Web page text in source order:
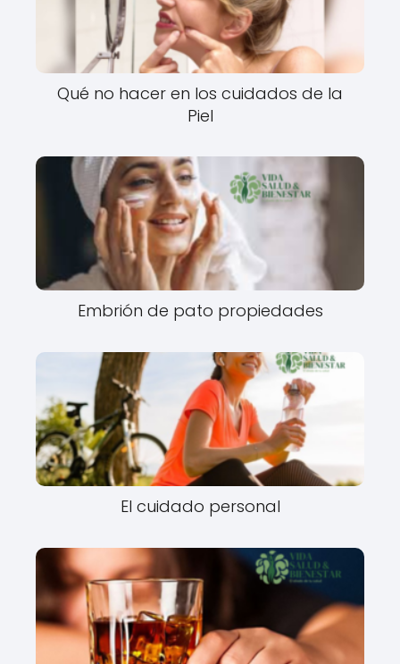
Qué no hacer en los cuidados de la
Piel
Embrión de pato propiedades
El cuidado personal